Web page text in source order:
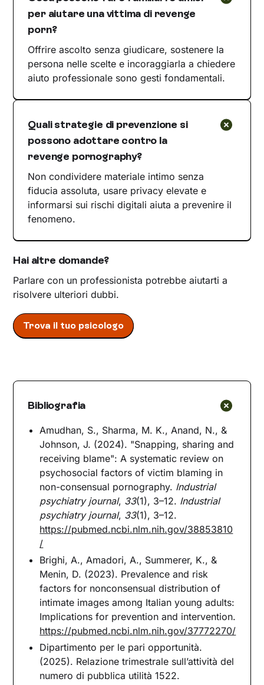
per aiutare una vittima di revenge
porn?
Offrire ascolto senza giudicare, sostenere la
persona nelle scelte e incoraggiarla a chiedere
aiuto professionale sono gesti fondamentali.
Quali strategie di prevenzione si
possono adottare contro la
revenge pornography?
Non condividere materiale intimo senza
fiducia assoluta, usare privacy elevate e
informarsi sui rischi digitali aiuta a prevenire il
fenomeno.
Hai altre domande?
Parlare con un professionista potrebbe aiutarti a
risolvere ulteriori dubbi.
Trova il tuo psicologo
Bibliografia
Amudhan, S., Sharma, M. K., Anand, N., &
Johnson, J. (2024). "Snapping, sharing and
receiving blame": A systematic review on
psychosocial factors of victim blaming in
non-consensual pornography. Industrial
psychiatry journal, 33(1), 3–12. Industrial
psychiatry journal, 33(1), 3–12.
https://pubmed.ncbi.nlm.nih.gov/38853810
/
Brighi, A., Amadori, A., Summerer, K., &
Menin, D. (2023). Prevalence and risk
factors for nonconsensual distribution of
intimate images among Italian young adults:
Implications for prevention and intervention.
https://pubmed.ncbi.nlm.nih.gov/37772270/
Dipartimento per le pari opportunità.
(2025). Relazione trimestrale sull’attività del
numero di pubblica utilità 1522.